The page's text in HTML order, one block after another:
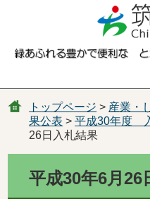
コンテ
トップページ > 産業・
果公表 >平成30年度
26日入札結果
平成30年6月26